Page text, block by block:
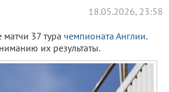
18.05.2026, 23:58
матчи 37 тура чемпионата Англии.
их результаты.